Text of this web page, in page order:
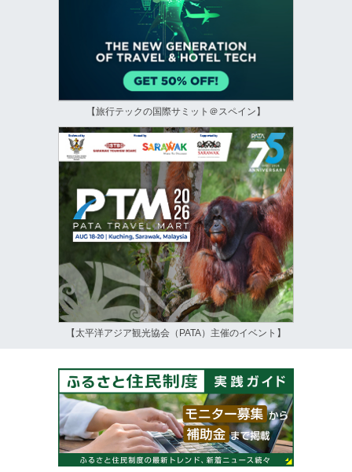
【旅行テックの国際サミット＠スペイン】
【太平洋アジア観光協会（PATA）主催のイベント】